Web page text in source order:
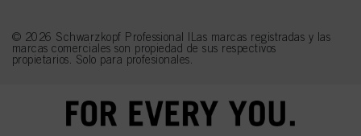
© 2026 Schwarzkopf Professional |Las marcas registradas y las
marcas comerciales son propiedad de sus respectivos
propietarios. Solo para profesionales.